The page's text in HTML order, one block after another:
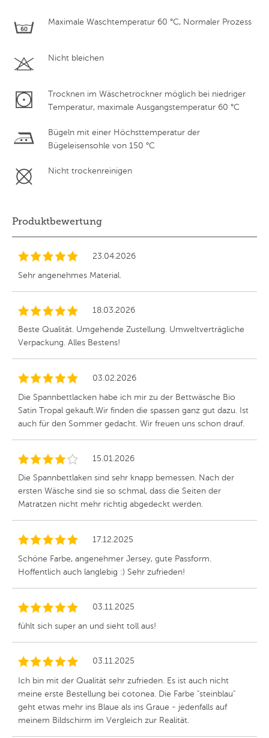
Maximale Waschtemperatur 60 °C, Normaler Prozess
Nicht bleichen
Trocknen im Wäschetrockner möglich bei niedriger
Temperatur, maximale Ausgangstemperatur 60 °C
Bügeln mit einer Höchsttemperatur der
Bügeleisensohle von 150 °C
Nicht trockenreinigen
Produktbewertung
23.04.2026
Sehr angenehmes Material.
18.03.2026
Beste Qualität. Umgehende Zustellung. Umweltverträgliche
Verpackung. Alles Bestens!
03.02.2026
Die Spannbettlacken habe ich mir zu der Bettwäsche Bio
Satin Tropal gekauft.Wir finden die spassen ganz gut dazu. Ist
auch für den Sommer gedacht. Wir freuen uns schon drauf.
15.01.2026
Die Spannbettlaken sind sehr knapp bemessen. Nach der
ersten Wäsche sind sie so schmal, dass die Seiten der
Matratzen nicht mehr richtig abgedeckt werden.
17.12.2025
Schöne Farbe, angenehmer Jersey, gute Passform.
Hoffentlich auch langlebig :) Sehr zufrieden!
03.11.2025
fühlt sich super an und sieht toll aus!
03.11.2025
Ich bin mit der Qualität sehr zufrieden. Es ist auch nicht
meine erste Bestellung bei cotonea. Die Farbe "steinblau"
geht etwas mehr ins Blaue als ins Graue - jedenfalls auf
meinem Bildschirm im Vergleich zur Realität.